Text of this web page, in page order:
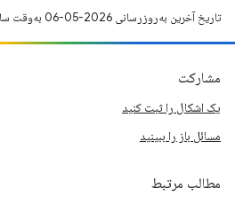
تاریخ آخرین به‌روزرسانی 2026-05-06 به‌وقت ساعت هماهنگ جهانی.
مشارکت
یک اشکال را ثبت کنید
مسائل باز را ببینید
مطالب مرتبط